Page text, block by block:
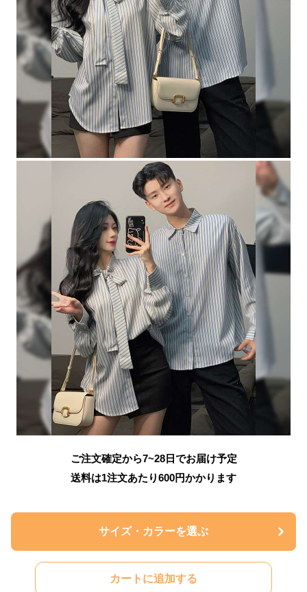
ご注文確定から7~28日でお届け予定
送料は1注文あたり600円かかります
サイズ・カラーを選ぶ
カートに追加する